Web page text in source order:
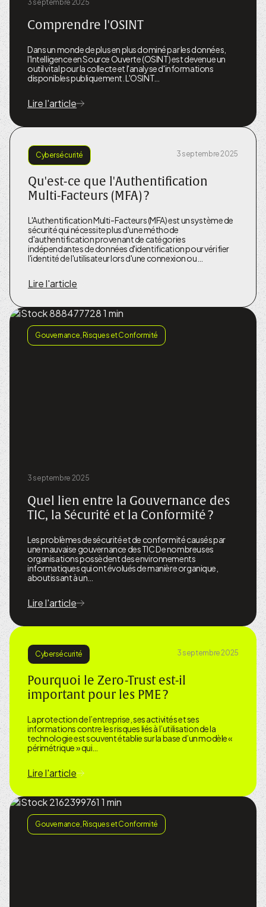
3 septembre 2025
Comprendre l'OSINT
Dans un monde de plus en plus dominé par les données,
l'Intelligence en Source Ouverte (OSINT) est devenue un
outil vital pour la collecte et l'analyse d'informations
disponibles publiquement. L'OSINT…
Lire l'article
Cybersécurité 3 septembre 2025
Qu'est-ce que l'Authentification
Multi-Facteurs (MFA) ?
L'Authentification Multi-Facteurs (MFA) est un système de
sécurité qui nécessite plus d'une méthode
d'authentification provenant de catégories
indépendantes de données d'identification pour vérifier
l'identité de l'utilisateur lors d'une connexion ou…
Lire l'article
Gouvernance, Risques et Conformité
3 septembre 2025
Quel lien entre la Gouvernance des
TIC, la Sécurité et la Conformité ?
Les problèmes de sécurité et de conformité causés par
une mauvaise gouvernance des TIC De nombreuses
organisations possèdent des environnements
informatiques qui ont évolués de manière organique,
aboutissant à un…
Lire l'article
Cybersécurité 3 septembre 2025
Pourquoi le Zero-Trust est-il
important pour les PME ?
La protection de l’entreprise, ses activités et ses
informations contre les risques liés à l’utilisation de la
technologie est souvent établie sur la base d’un modèle «
périmétrique » qui…
Lire l'article
Gouvernance, Risques et Conformité